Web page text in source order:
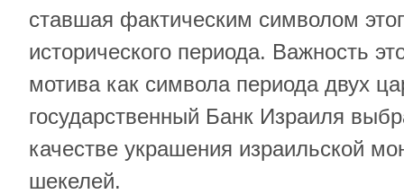
ставшая фактическим символом
исторического периода. Важность
мотива как символа периода двух
государственный Банк Израиля
качестве украшения израильской
шекелей.